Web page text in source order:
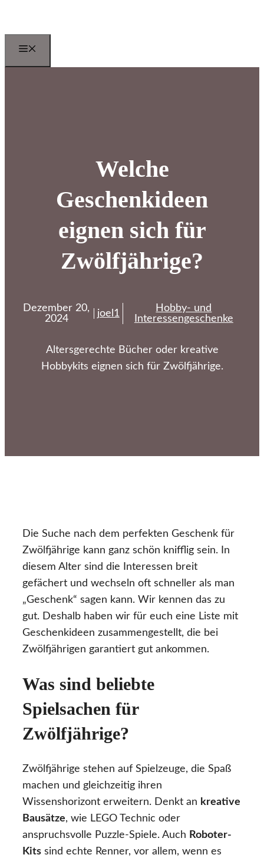
springen
Welche
Geschenkideen
eignen sich für
Zwölfjährige?
Dezember 20,
2024
joel1
Hobby- und
Interessengeschenke
Altersgerechte Bücher oder kreative
Hobbykits eignen sich für Zwölfjährige.
Die Suche nach dem perfekten Geschenk für
Zwölfjährige kann ganz schön knifflig sein. In
diesem Alter sind die Interessen breit
gefächert und wechseln oft schneller als man
„Geschenk“ sagen kann. Wir kennen das zu
gut. Deshalb haben wir für euch eine Liste mit
Geschenkideen zusammengestellt, die bei
Zwölfjährigen garantiert gut ankommen.
Was sind beliebte
Spielsachen für
Zwölfjährige?
Zwölfjährige stehen auf Spielzeuge, die Spaß
machen und gleichzeitig ihren
Wissenshorizont erweitern. Denkt an kreative
Bausätze, wie LEGO Technic oder
anspruchsvolle Puzzle-Spiele. Auch Roboter-
Kits sind echte Renner, vor allem, wenn es